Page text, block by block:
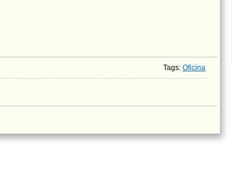
Tags: Oficina